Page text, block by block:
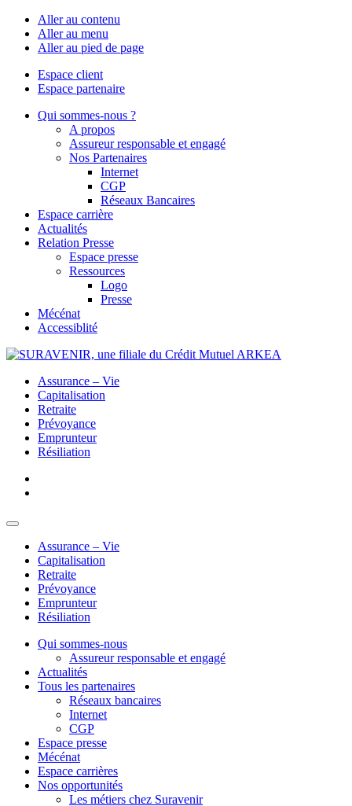
Aller au contenu
Aller au menu
Aller au pied de page
Espace client
Espace partenaire
Qui sommes-nous ?
A propos
Assureur responsable et engagé
Nos Partenaires
Internet
CGP
Réseaux Bancaires
Espace carrière
Actualités
Relation Presse
Espace presse
Ressources
Logo
Presse
Mécénat
Accessiblité
Assurance – Vie
Capitalisation
Retraite
Prévoyance
Emprunteur
Résiliation
Assurance – Vie
Capitalisation
Retraite
Prévoyance
Emprunteur
Résiliation
Qui sommes-nous
Assureur responsable et engagé
Actualités
Tous les partenaires
Réseaux bancaires
Internet
CGP
Espace presse
Mécénat
Espace carrières
Nos opportunités
Les métiers chez Suravenir